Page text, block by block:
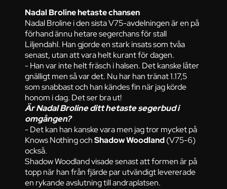
Nadal Broline hetaste chansen
Nadal Broline i den sista V75-avdelningen är en på
förhand ännu hetare segerchans för stall
Liljendahl. Han gjorde en stark insats som tvåa
senast, utan att vara helt kurant för dagen.
- Han var inte helt fräsch i halsen. Det kanske låter
gnälligt men så var det. Nu har han tränat 1.17,5
som snabbast och han kändes fin när jag körde
honom i dag. Det ser bra ut!
Är Nadal Broline ditt hetaste segerbud i
omgången?
- Det kan han kanske vara men jag tror mycket på
Knows Nothing ochShadow Woodland(V75-6)
också.
Shadow Woodland visade senast att formen är på
topp när han från fjärde par utvändigt levererade
en rykande avslutning till andraplatsen.